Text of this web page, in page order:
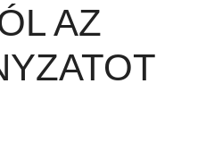
AZ